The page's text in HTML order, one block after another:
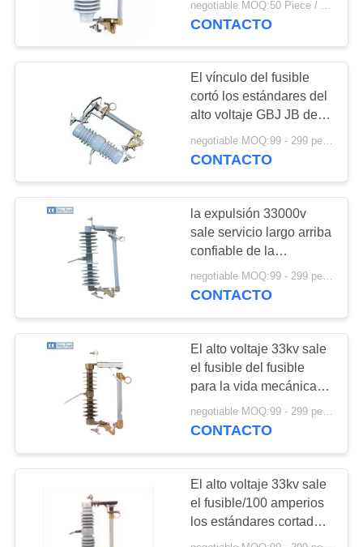
CITA
PRIVACY
POLICY
la expulsión sale el
fusible
polimérico salga el
fusible
pararrayos gapless
21
12
voltaje del fusible
CONTACTO
El vínculo del fusible
cortó los estándares del
alto voltaje GBJ JB de
33 kilovoltios 100a
disponibles
negotiable MOQ:99 - 299 pedazos
CONTACTO
la expulsión 33000v
sale servicio largo arriba
confiable de la
seguridad del tenedor
del fusible
negotiable MOQ:99 - 299 pedazos
CONTACTO
El alto voltaje 33kv sale
el fusible del fusible
para la vida mecánica
del transformador 10000
negotiable MOQ:99 - 299 pedazos
CONTACTO
El alto voltaje 33kv sale
el fusible/100 amperios
los estándares cortados
200 amperios del IEC